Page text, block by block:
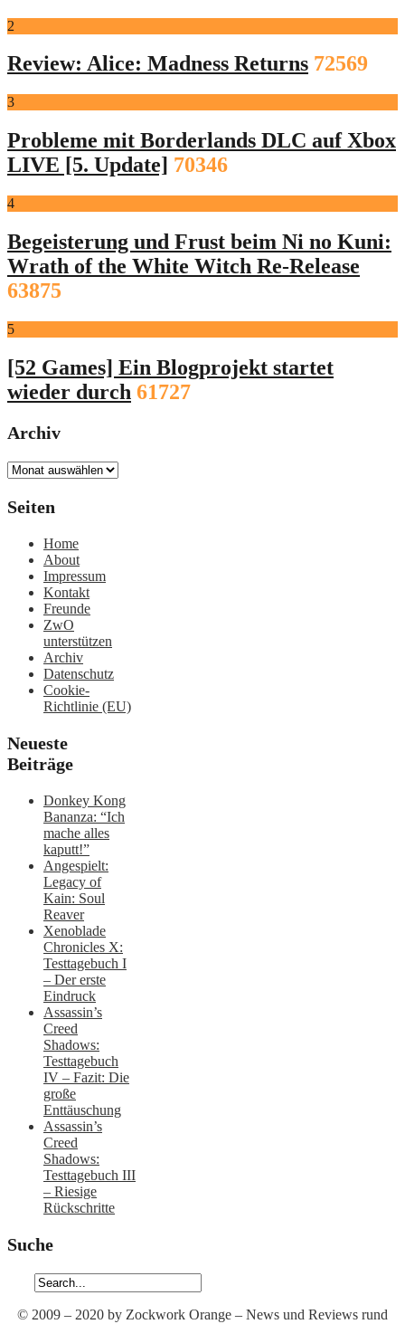
2
Review: Alice: Madness Returns 72569
3
Probleme mit Borderlands DLC auf Xbox
LIVE [5. Update] 70346
4
Begeisterung und Frust beim Ni no Kuni:
Wrath of the White Witch Re-Release
63875
5
[52 Games] Ein Blogprojekt startet
wieder durch 61727
Archiv
Archiv
Seiten
Home
About
Impressum
Kontakt
Freunde
ZwO
unterstützen
Archiv
Datenschutz
Cookie-
Richtlinie (EU)
Neueste
Beiträge
Donkey Kong
Bananza: “Ich
mache alles
kaputt!”
Angespielt:
Legacy of
Kain: Soul
Reaver
Xenoblade
Chronicles X:
Testtagebuch I
– Der erste
Eindruck
Assassin’s
Creed
Shadows:
Testtagebuch
IV – Fazit: Die
große
Enttäuschung
Assassin’s
Creed
Shadows:
Testtagebuch III
– Riesige
Rückschritte
Suche
© 2009 – 2020 by Zockwork Orange – News und Reviews rund